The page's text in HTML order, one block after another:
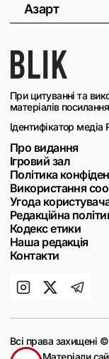
При цитуванні та
матеріалів
Ідентифікатор медіа
Про видання
Ігровий зал
Політика
Використання
Угода
Редакційна
Кодекс етики
Наша редакція
Контакти
Азарт
Всі права
Матеріали